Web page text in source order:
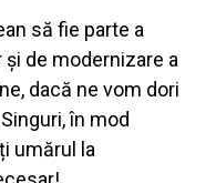
să fie parte a
de modernizare a
dacă ne vom dori
în mod
umărul la